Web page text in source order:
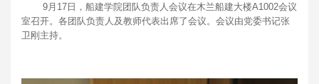
9月17日，船建学院团队负责人会议在木兰船建大楼A1002会议
室召开。各团队负责人及教师代表出席了会议。会议由党委书记张
卫刚主持。